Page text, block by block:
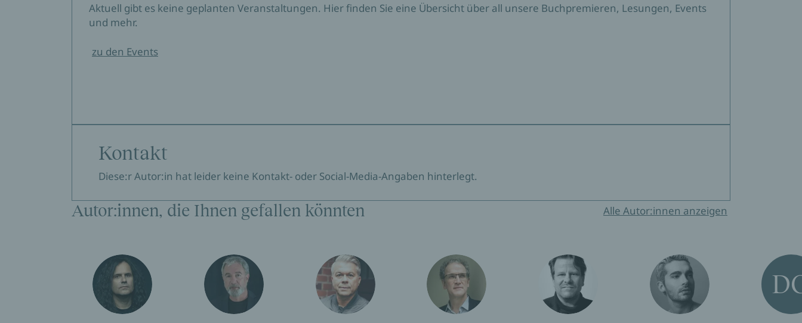
Aktuell gibt es keine geplanten Veranstaltungen. Hier finden Sie eine Übersicht über all unsere Buchpremieren, Lesungen, Events
und mehr.
zu den Events
Kontakt
Diese:r Autor:in hat leider keine Kontakt- oder Social-Media-Angaben hinterlegt.
Autor:innen, die Ihnen gefallen könnten Alle Autor:innen anzeigen